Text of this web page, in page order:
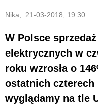
Nika, 21-03-2018, 19:30
W Polsce
elektrycznych w
roku wzrosła o
ostatnich czterech
wyglądamy na tle